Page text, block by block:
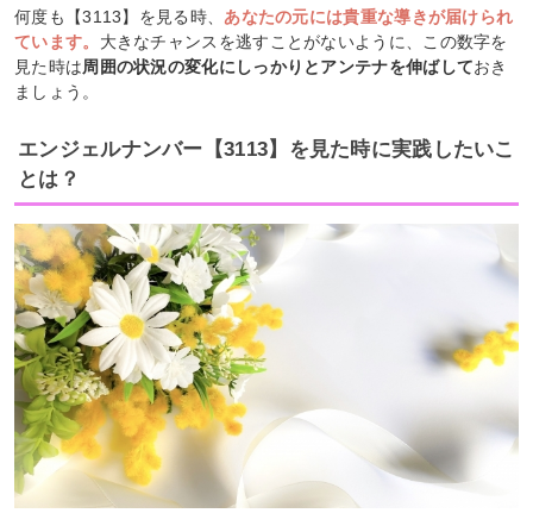
何度も【3113】を見る時、あなたの元には貴重な導きが届けられ
ています。 大きなチャンスを逃すことがないように、この数字を
見た時は周囲の状況の変化にしっかりとアンテナを伸ばしておき
ましょう。
エンジェルナンバー【3113】を見た時に実践したいこ
とは？